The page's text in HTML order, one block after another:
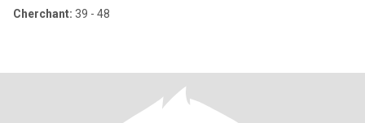
Cherchant: 39 - 48